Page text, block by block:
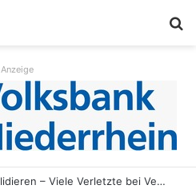
Anzeige
Zwei Straßenbahnen kollidieren – Viele Verletzte bei Verkehrsunfall